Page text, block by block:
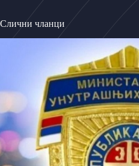
Слични чланци